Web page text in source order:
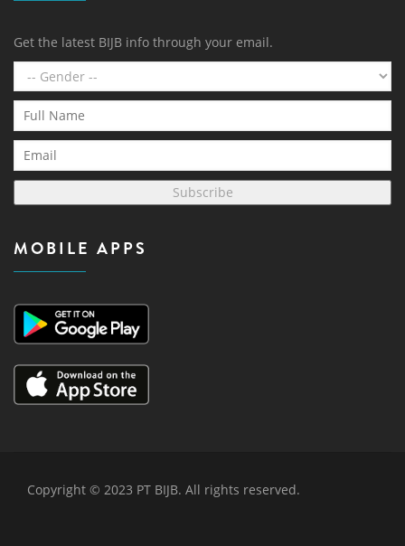
Get the latest BIJB info through your email.
Subscribe
MOBILE APPS
Copyright © 2023 PT BIJB. All rights reserved.